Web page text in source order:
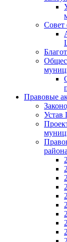
Совет
Правовые
Устав
района